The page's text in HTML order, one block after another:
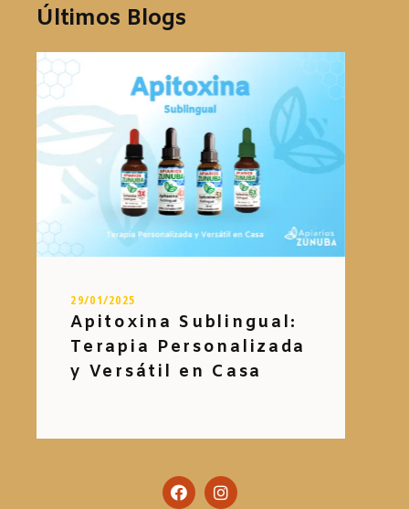
Últimos Blogs
29/01/2025
Apitoxina Sublingual:
Terapia Personalizada
y Versátil en Casa